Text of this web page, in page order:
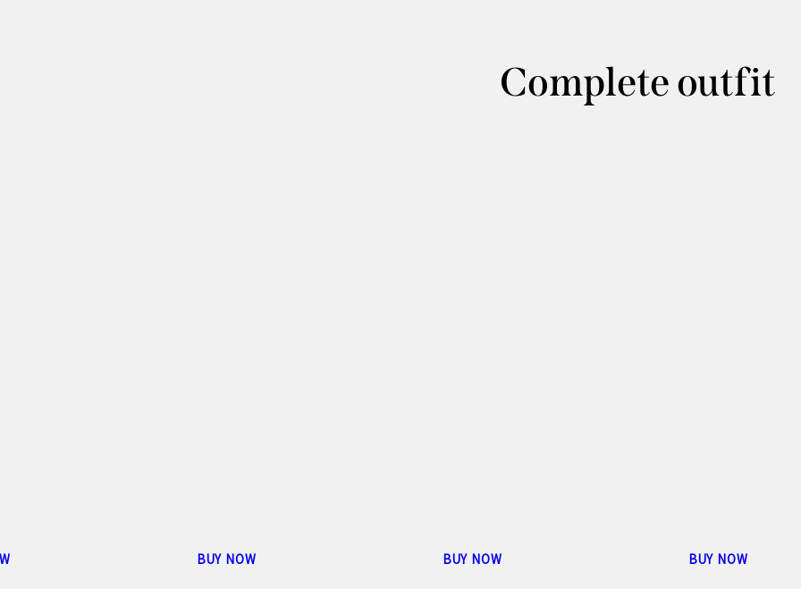
Complete outfit
BUY NOW
BUY NOW
BUY NOW